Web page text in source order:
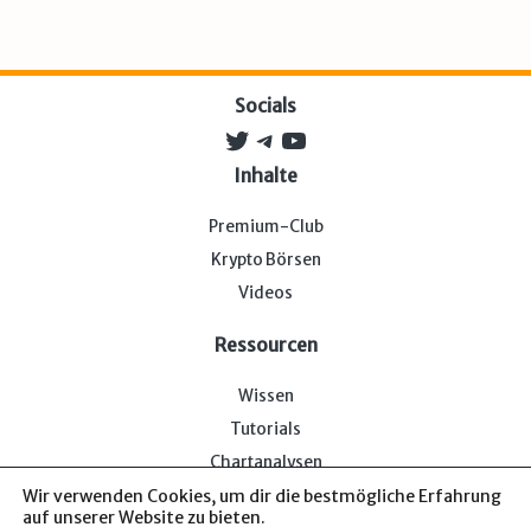
Socials
Twitter
Telegram
YouTube
Inhalte
Premium-Club
Krypto Börsen
Videos
Ressourcen
Wissen
Tutorials
Chartanalysen
Wir verwenden Cookies, um dir die bestmögliche Erfahrung
auf unserer Website zu bieten.